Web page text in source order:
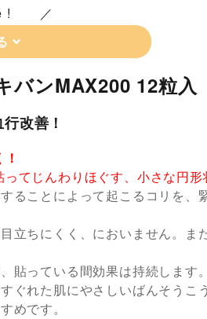
バンMAX200 12粒入
改善！
てじんわりほぐす、小さな円形
ることによって起こるコリを、
立ちにくく、においません。ま
貼っている間効果は持続します。
ぐれた肌にやさしいばんそうこ
めです。